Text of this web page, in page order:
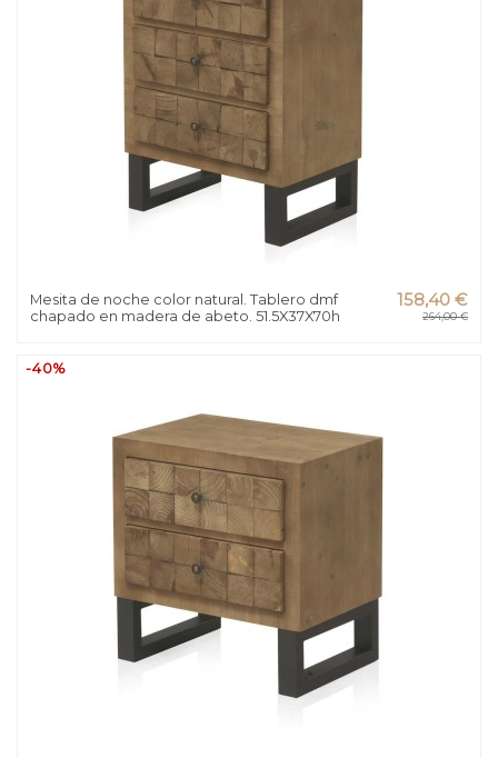
Mesita de noche color natural. Tablero dmf
chapado en madera de abeto. 51.5X37X70h
158,40 €
264,00 €
-40%